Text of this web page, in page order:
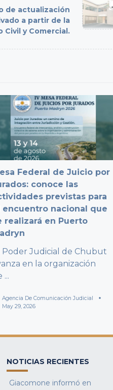
de actualización
a partir de la
Civil y Comercial.
Federal de Juicio por
conoce las
previstas para
encuentro nacional que
realizará en Puerto
Poder Judicial de Chubut
en la organización
...
Agencia De Comunicación Judicial
May 29, 2026
NOTICIAS RECIENTES
Giacomone informó en